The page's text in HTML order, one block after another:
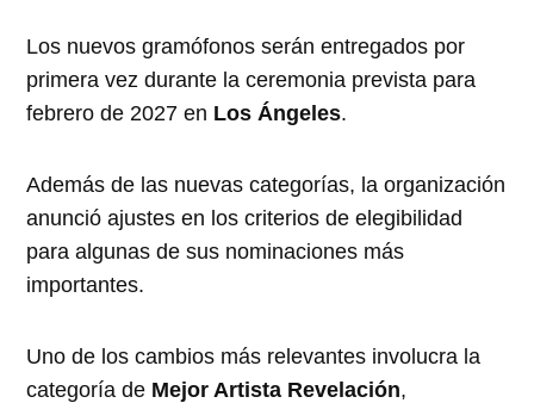
Los nuevos gramófonos serán entregados por
primera vez durante la ceremonia prevista para
febrero de 2027 en Los Ángeles.
Además de las nuevas categorías, la organización
anunció ajustes en los criterios de elegibilidad
para algunas de sus nominaciones más
importantes.
Uno de los cambios más relevantes involucra la
categoría de Mejor Artista Revelación,